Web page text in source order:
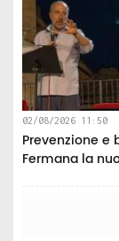
02/08/2026 11:50
Prevenzione e
Fermana la